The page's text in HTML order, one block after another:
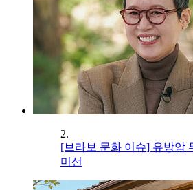
2.
[브라보 문화 이슈] 유방암
미선